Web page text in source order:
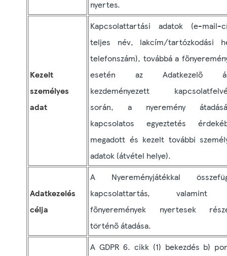
nyertes.
Kezelt
személyes
adat
Kapcsolattartási adatok (e-mail-
teljes név, lakcím/tartózkodási
telefonszám), továbbá a
esetén az Adatkezelő
kezdeményezett
során, a nyeremény
kapcsolatos egyeztetés
megadott és kezelt további
adatok (átvétel helye).
Adatkezelés
célja
A Nyereményjátékkal
kapcsolattartás,
főnyeremények nyertesek
történő átadása.
A GDPR 6. cikk (1) bekezdés b)